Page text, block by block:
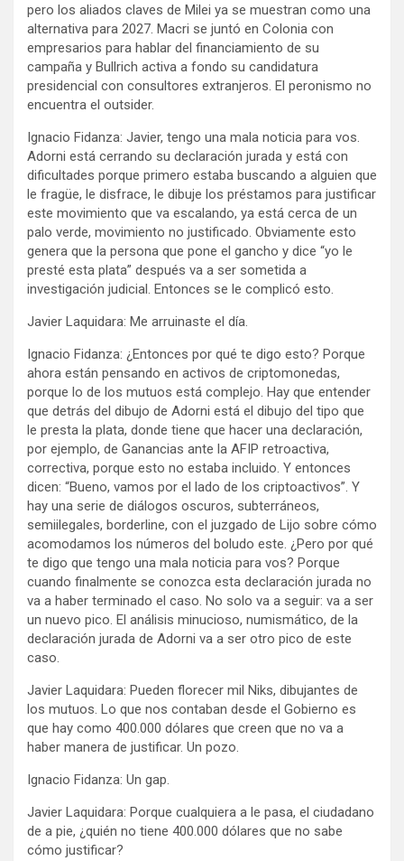
pero los aliados claves de Milei ya se muestran como una
alternativa para 2027. Macri se juntó en Colonia con
empresarios para hablar del financiamiento de su
campaña y Bullrich activa a fondo su candidatura
presidencial con consultores extranjeros. El peronismo no
encuentra el outsider.
Ignacio Fidanza: Javier, tengo una mala noticia para vos.
Adorni está cerrando su declaración jurada y está con
dificultades porque primero estaba buscando a alguien que
le fragüe, le disfrace, le dibuje los préstamos para justificar
este movimiento que va escalando, ya está cerca de un
palo verde, movimiento no justificado. Obviamente esto
genera que la persona que pone el gancho y dice “yo le
presté esta plata” después va a ser sometida a
investigación judicial. Entonces se le complicó esto.
Javier Laquidara: Me arruinaste el día.
Ignacio Fidanza: ¿Entonces por qué te digo esto? Porque
ahora están pensando en activos de criptomonedas,
porque lo de los mutuos está complejo. Hay que entender
que detrás del dibujo de Adorni está el dibujo del tipo que
le presta la plata, donde tiene que hacer una declaración,
por ejemplo, de Ganancias ante la AFIP retroactiva,
correctiva, porque esto no estaba incluido. Y entonces
dicen: “Bueno, vamos por el lado de los criptoactivos”. Y
hay una serie de diálogos oscuros, subterráneos,
semiilegales, borderline, con el juzgado de Lijo sobre cómo
acomodamos los números del boludo este. ¿Pero por qué
te digo que tengo una mala noticia para vos? Porque
cuando finalmente se conozca esta declaración jurada no
va a haber terminado el caso. No solo va a seguir: va a ser
un nuevo pico. El análisis minucioso, numismático, de la
declaración jurada de Adorni va a ser otro pico de este
caso.
Javier Laquidara: Pueden florecer mil Niks, dibujantes de
los mutuos. Lo que nos contaban desde el Gobierno es
que hay como 400.000 dólares que creen que no va a
haber manera de justificar. Un pozo.
Ignacio Fidanza: Un gap.
Javier Laquidara: Porque cualquiera a le pasa, el ciudadano
de a pie, ¿quién no tiene 400.000 dólares que no sabe
cómo justificar?